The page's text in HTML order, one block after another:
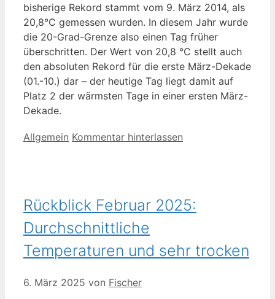
bisherige Rekord stammt vom 9. März 2014, als
20,8°C gemessen wurden. In diesem Jahr wurde
die 20-Grad-Grenze also einen Tag früher
überschritten. Der Wert von 20,8 °C stellt auch
den absoluten Rekord für die erste März-Dekade
(01.-10.) dar – der heutige Tag liegt damit auf
Platz 2 der wärmsten Tage in einer ersten März-
Dekade.
Kategorien
Allgemein Kommentar hinterlassen
Rückblick Februar 2025:
Durchschnittliche
Temperaturen und sehr trocken
6. März 2025 von Fischer